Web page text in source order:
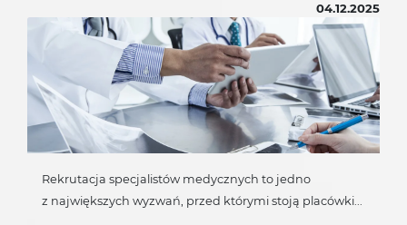
04.12.2025
Rekrutacja specjalistów medycznych to jedno
z największych wyzwań, przed którymi stoją placówki...